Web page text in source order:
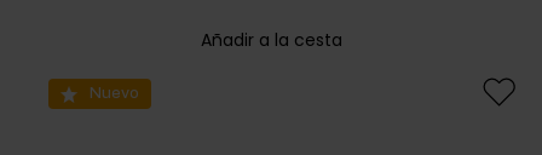
Añadir a la cesta
Nuevo